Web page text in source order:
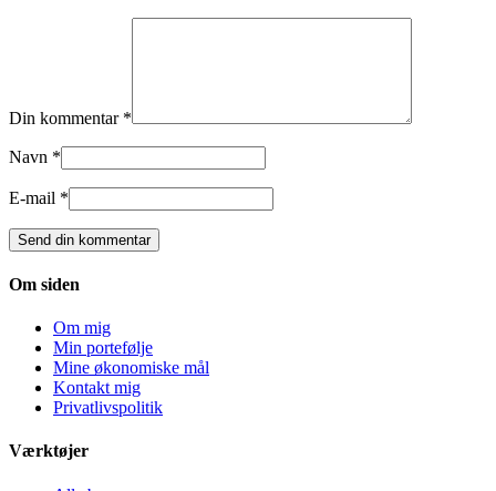
Din kommentar *
Navn *
E-mail *
Om siden
Om mig
Min portefølje
Mine økonomiske mål
Kontakt mig
Privatlivspolitik
Værktøjer